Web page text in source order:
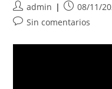
Autor
de
entrada:
admin
Publicación
de
entrada:
08/11/
Comentarios
la
Sin comentarios